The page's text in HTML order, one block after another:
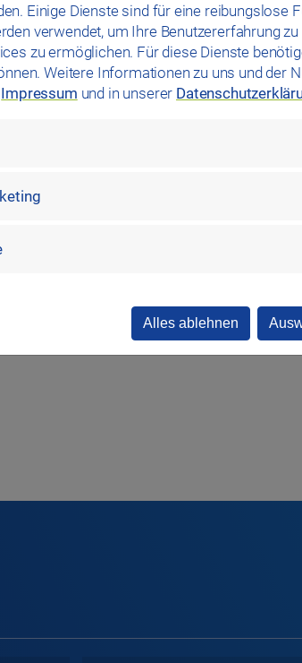
Vom 09. bis 24. Mai 2026 erhalten alle
So steht einem gelungenen Start in die
je 25 Euro!
ist der 18. Mai 2026.
haben.
benachrichtigt.
Einige Dienste sind für eine reibungslose
verwendet, um Ihre Benutzererfahrung
zu ermöglichen. Für diese Dienste
Weitere Informationen zu uns und der
Impressum und in unserer
Alles ablehnen